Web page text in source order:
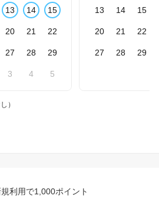
13 14 15
20 21 22
27 28 29
3 4 5
13 14 15
20 21 22
27 28 29
）
利用で1,000ポイント